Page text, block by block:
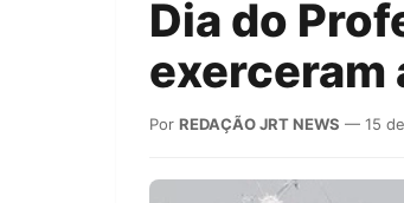
Dia do
exerceram
Por REDAÇÃO JRT NEWS — 15